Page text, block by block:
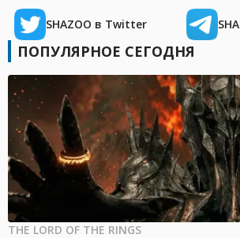
SHAZOO в Twitter
ПОПУЛЯРНОЕ СЕГОДНЯ
THE LORD OF THE RINGS